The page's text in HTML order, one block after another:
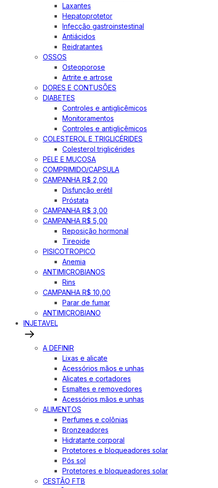
Laxantes
Hepatoprotetor
Infecção gastroinstestinal
Antiácidos
Reidratantes
OSSOS
Osteoporose
Artrite e artrose
DORES E CONTUSÕES
DIABETES
Controles e antiglicêmicos
Monitoramentos
Controles e antiglicêmicos
COLESTEROL E TRIGLICÉRIDES
Colesterol triglicérides
PELE E MUCOSA
COMPRIMIDO/CAPSULA
CAMPANHA R$ 2,00
Disfunção erétil
Próstata
CAMPANHA R$ 3,00
CAMPANHA R$ 5,00
Reposição hormonal
Tireoide
PISICOTROPICO
Anemia
ANTIMICROBIANOS
Rins
CAMPANHA R$ 10,00
Parar de fumar
ANTIMICROBIANO
INJETAVEL
A DEFINIR
Lixas e alicate
Acessórios mãos e unhas
Alicates e cortadores
Esmaltes e removedores
Acessórios mãos e unhas
ALIMENTOS
Perfumes e colônias
Bronzeadores
Hidratante corporal
Protetores e bloqueadores solar
Pós sol
Protetores e bloqueadores solar
CESTÃO FTB